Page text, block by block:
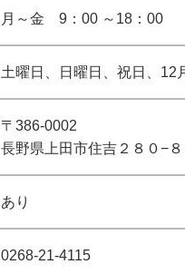
月～金 9：00 ～18：00
土曜日、日曜日、祝日、12
〒386-0002
長野県上田市住吉２８０−８
あり
0268-21-4115